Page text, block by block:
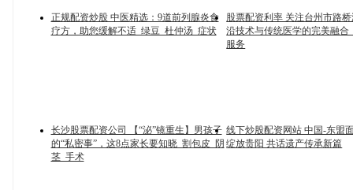
正规配资炒股 中医精选：9道前列腺炎食
疗方，助您缓解不适_绿豆_杜仲汤_症状
股票配资利率 关注台州市路
沿技术与传统医学的完美融合
服务
长沙股票配资公司 【“泌”镜重生】男孩子
的“私密事”，这8点家长要知晓_割包皮_阴
茎_手术
线下炒股配资网站 中国-东盟
绽放贵阳 共话遗产传承新篇